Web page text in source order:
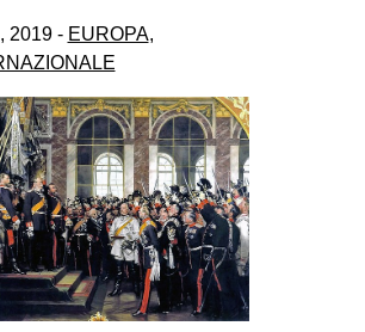
AREA
DEGENERAZIONE
GAZA FREESTYLE
CSOA LAMBRETTA
MSM
STUDENTI TSUNAMI
ZAM
MILANO
2019 - EUROPA,